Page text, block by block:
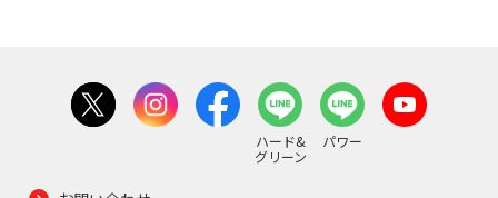
ハード&
グリーン
パワー